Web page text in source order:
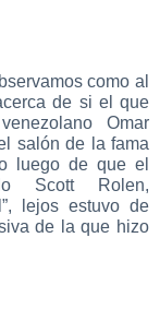
como al
de si el que
Omar
salón de la fama
luego de que el
Scott Rolen,
lejos estuvo de
de la que hizo